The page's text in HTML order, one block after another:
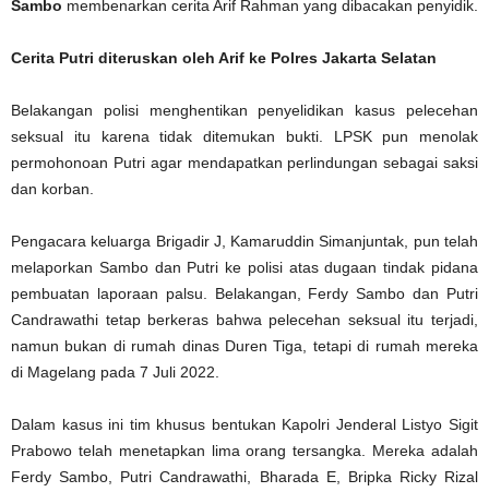
Sambo membenarkan cerita Arif Rahman yang dibacakan penyidik.
Cerita Putri diteruskan oleh Arif ke Polres Jakarta Selatan
Belakangan polisi menghentikan penyelidikan kasus pelecehan
seksual itu karena tidak ditemukan bukti. LPSK pun menolak
permohonoan Putri agar mendapatkan perlindungan sebagai saksi
dan korban.
Pengacara keluarga Brigadir J, Kamaruddin Simanjuntak, pun telah
melaporkan Sambo dan Putri ke polisi atas dugaan tindak pidana
pembuatan laporaan palsu. Belakangan, Ferdy Sambo dan Putri
Candrawathi tetap berkeras bahwa pelecehan seksual itu terjadi,
namun bukan di rumah dinas Duren Tiga, tetapi di rumah mereka
di Magelang pada 7 Juli 2022.
Dalam kasus ini tim khusus bentukan Kapolri Jenderal Listyo Sigit
Prabowo telah menetapkan lima orang tersangka. Mereka adalah
Ferdy Sambo, Putri Candrawathi, Bharada E, Bripka Ricky Rizal